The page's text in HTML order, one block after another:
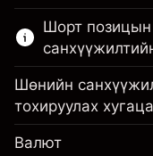
Дэлгэрэнгүй
CFD-үүд
Маржин.
Шорт
Шөнийн
тохируулах
Валют